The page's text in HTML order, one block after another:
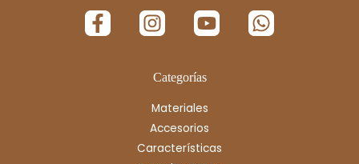
Categorías
Materiales
Accesorios
Características